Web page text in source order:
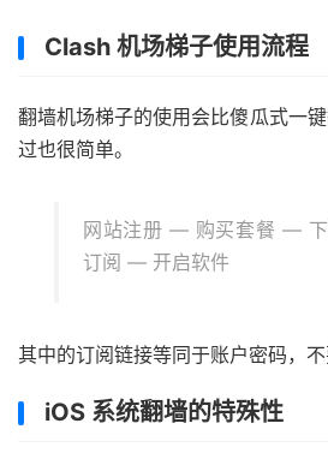
Clash 机场梯子使用流程
翻墙机场梯子的使用会比傻瓜式一
过也很简单。
网站注册 — 购买套餐 —
订阅 — 开启软件
其中的订阅链接等同于账户密码，不
iOS 系统翻墙的特殊性